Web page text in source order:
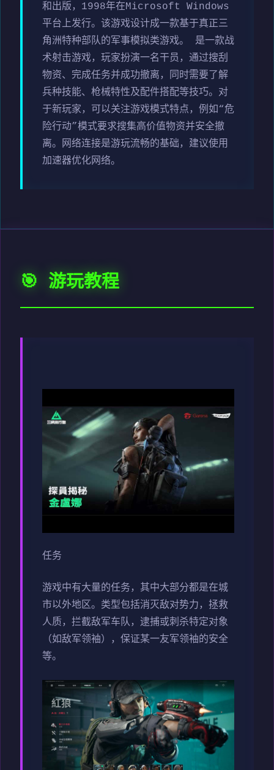
和出版，1998年在Microsoft Windows
平台上发行。该游戏设计成一款基于真正三
角洲特种部队的军事模拟类游戏。 是一款战
术射击游戏，玩家扮演一名干员，通过搜刮
物资、完成任务并成功撤离，同时需要了解
兵种技能、枪械特性及配件搭配等技巧。对
于新玩家，可以关注游戏模式特点，例如“危
险行动”模式要求搜集高价值物资并安全撤
离。网络连接是游玩流畅的基础，建议使用
加速器优化网络。
🎯 游玩教程
任务
游戏中有大量的任务，其中大部分都是在城
市以外地区。类型包括消灭敌对势力，拯救
人质，拦截敌军车队，逮捕或刺杀特定对象
（如敌军领袖），保证某一友军领袖的安全
等。